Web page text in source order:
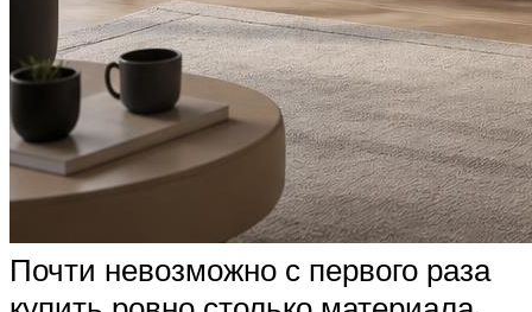
Почти невозможно с первого раза